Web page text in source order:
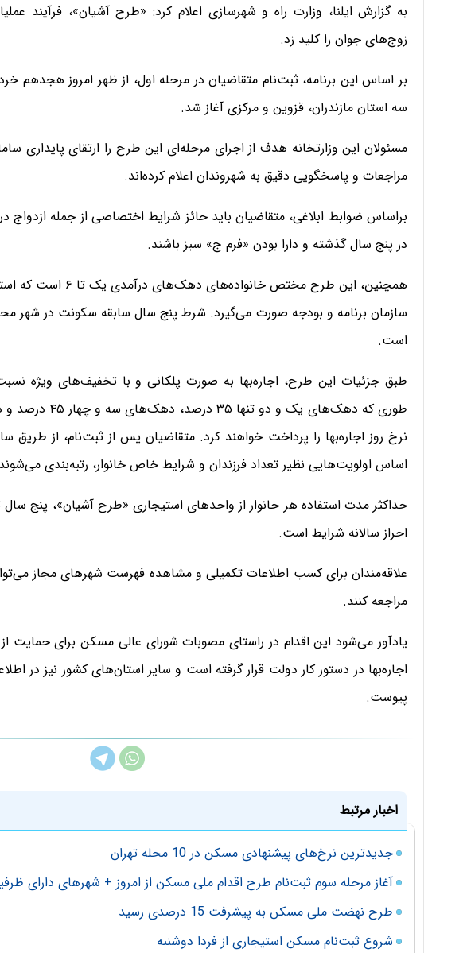
به گزارش ایلنا، وزارت راه و شهرسازی اعلام کرد: «طرح آشیان»، فرآیند
زوج‌های جوان را کلید زد.
سه استان مازندران، قزوین و مرکزی آغاز شد.
مسئولان این وزارتخانه هدف از اجرای مرحله‌ای این طرح را ارتقای پایداری
مراجعات و پاسخگویی دقیق به شهروندان اعلام کرده‌اند.
براساس ضوابط ابلاغی، متقاضیان باید حائز شرایط اختصاصی از جمله
در پنج سال گذشته و دارا بودن «فرم ج» سبز باشند.
همچنین، این طرح مختص
سازمان برنامه و بودجه صورت می‌گیرد. شرط پنج سال سابقه سکونت در شهر محل
است.
طبق جزئیات این طرح، اجاره‌بها به صورت پلکانی و با تخفیف‌های ویژه
نرخ روز اجاره‌بها را پرداخت خواهند کرد. متقاضیان پس از ثبت‌نام، از طریق
اساس اولویت‌هایی نظیر تعداد فرزندان و شرایط خاص خانوار، رتبه‌بندی
حداکثر مدت استفاده هر خانوار از واحدهای استیجاری «طرح آشیان»، پنج
احراز سالانه شرایط است.
مراجعه کنند.
یادآور می‌شود این اقدام در راستای مصوبات شورای عالی مسکن برای حمایت
اجاره‌بها در دستور کار دولت قرار گرفته است و سایر استان‌های کشور نیز در
پیوست.
اخبار مرتبط
جدیدترین نرخ‌های پیشنهادی مسکن در 10 محله تهران
آغاز مرحله سوم ثبت‌نام طرح اقدام ملی مسکن از امروز + شهر‌‌های دارای
طرح نهضت ملی مسکن به پیشرفت 15 درصدی رسید
شروع ثبت‌نام مسکن استیجاری از فردا دوشنبه